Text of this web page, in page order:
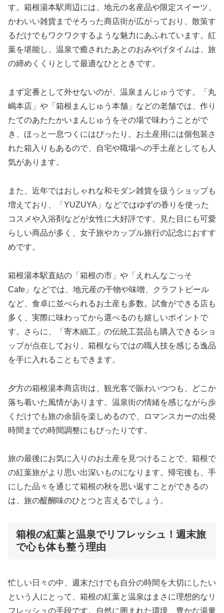
す。箱根湯本駅周辺には、地元の名産品や限定スイーツ、
かわいい雑貨までそろった商店街が広がっており、散策す
るだけでもワクワクするような魅力にあふれています。紅
葉を堪能し、温泉で癒されたあとのおみやげタイムは、旅
の締めくくりとして最適なひとときです。
まず定番として外せないのが、温泉まんじゅうです。「丸
嶋本店」や「箱根まんじゅう本舗」などの老舗では、作り
たてのあたたかいまんじゅうをその場で味わうことがで
き、ほっと一息つくにはぴったり。お土産用には個包装さ
れた箱入りもあるので、自宅や職場への手土産としても人
気があります。
また、近年ではおしゃれな和モダン雑貨を扱うショップも
増えており、「YUZUYA」などではゆずの香りを使った
コスメや入浴剤などが女性に大好評です。見た目にも可愛
らしい商品が多く、女子旅やカップル旅行の記念におすす
めです。
箱根湯本駅直結の「箱根の市」や「えれんなごっそ
Cafe」などでは、地元産の干物や味噌、クラフトビール
など、食卓に並べられるお土産も多数。試食ができる店も
多く、実際に味わってから選べるのも嬉しいポイントで
す。さらに、「寄木細工」の伝統工芸品も購入できるショ
ップが点在しており、箱根ならではの職人技を感じる逸品
を手に入れることもできます。
夕方の箱根湯本商店街は、観光客で賑わいつつも、どこか
落ち着いた風情があります。温泉街の情緒を感じながら歩
くだけでも旅の余韻を楽しめるので、ロマンスカーの出発
時間までの時間調整にもぴったりです。
旅の最後にお気に入りのお土産を見つけることで、箱根で
の紅葉旅がより思い出深いものになります。帰宅後も、手
にした品々を通じて箱根の秋を思い返すことができるの
は、旅の醍醐味のひとつと言えるでしょう。
箱根の紅葉と温泉でリフレッシュ！週末旅
で心も体も整う理由
忙しい日々の中、週末だけでも自分の時間を大切にしたい
という人にとって、箱根の紅葉と温泉はまさに理想的なリ
フレッシュの手段です。自然に囲まれた環境、豊かな湯量